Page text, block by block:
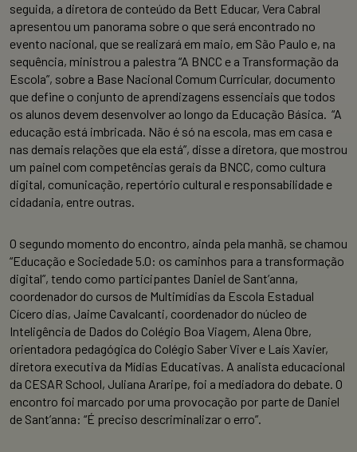
seguida, a diretora de conteúdo da Bett Educar, Vera Cabral
apresentou um panorama sobre o que será encontrado no
evento nacional, que se realizará em maio, em São Paulo e, na
sequência, ministrou a palestra “A BNCC e a Transformação da
Escola”, sobre a Base Nacional Comum Curricular, documento
que define o conjunto de aprendizagens essenciais que todos
os alunos devem desenvolver ao longo da Educação Básica. “A
educação está imbricada. Não é só na escola, mas em casa e
nas demais relações que ela está”, disse a diretora, que mostrou
um painel com competências gerais da BNCC, como cultura
digital, comunicação, repertório cultural e responsabilidade e
cidadania, entre outras.
O segundo momento do encontro, ainda pela manhã, se chamou
“Educação e Sociedade 5.0: os caminhos para a transformação
digital”, tendo como participantes Daniel de Sant’anna,
coordenador do cursos de Multimídias da Escola Estadual
Cícero dias, Jaime Cavalcanti, coordenador do núcleo de
Inteligência de Dados do Colégio Boa Viagem, Alena Obre,
orientadora pedagógica do Colégio Saber Viver e Laís Xavier,
diretora executiva da Mídias Educativas. A analista educacional
da CESAR School, Juliana Araripe, foi a mediadora do debate. O
encontro foi marcado por uma provocação por parte de Daniel
de Sant’anna: “É preciso descriminalizar o erro”.